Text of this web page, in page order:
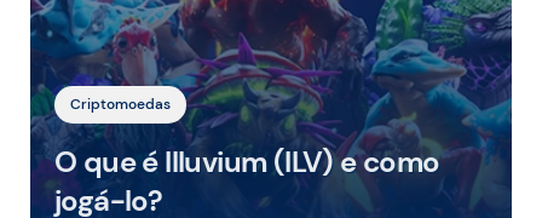
Criptomoedas
O que é Illuvium (ILV) e como
jogá-lo?